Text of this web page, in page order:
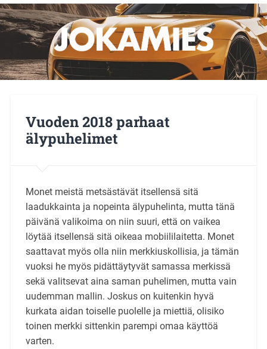
Vuoden 2018 parhaat
älypuhelimet
Monet meistä metsästävät itsellensä sitä
laadukkainta ja nopeinta älypuhelinta, mutta tänä
päivänä valikoima on niin suuri, että on vaikea
löytää itsellensä sitä oikeaa mobiililaitetta. Monet
saattavat myös olla niin merkkiuskollisia, ja tämän
vuoksi he myös pidättäytyvät samassa merkissä
sekä valitsevat aina saman puhelimen, mutta vain
uudemman mallin. Joskus on kuitenkin hyvä
kurkata aidan toiselle puolelle ja miettiä, olisiko
toinen merkki sittenkin parempi omaa käyttöä
varten.